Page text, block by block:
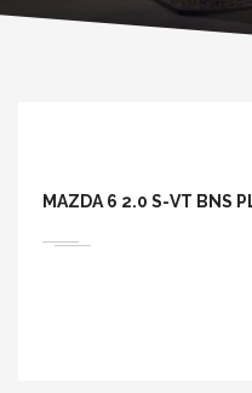
MAZDA 6 2.0 S-VT BNS